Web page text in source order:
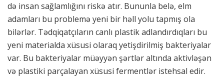
də insan sağlamlığını riskə atır. Bununla belə, elm
adamları bu problemə yeni bir həll yolu tapmış ola
bilərlər. Tədqiqatçıların canlı plastik adlandırdıqları bu
yeni materialda xüsusi olaraq yetişdirilmiş bakteriyalar
var. Bu bakteriyalar müəyyən şərtlər altında aktivləşən
və plastiki parçalayan xüsusi fermentlər istehsal edir.